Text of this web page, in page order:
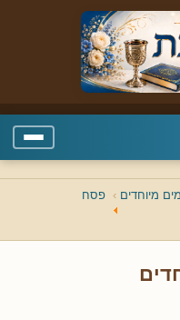
מיוחדים פסח